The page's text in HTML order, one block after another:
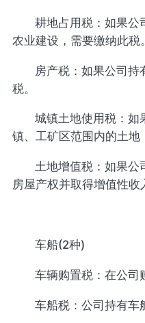
耕地占用税：如果公
农业建设，需要缴纳此税。
房产税：如果公司持
税。
城镇土地使用税：如
镇、工矿区范围内的土地
土地增值税：如果公
房屋产权并取得增值性收
车船(2种)
车辆购置税：在公司
车船税：公司持有车